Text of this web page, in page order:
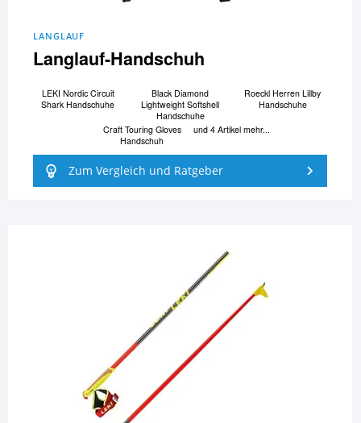
LANGLAUF
Langlauf-Handschuh
LEKI Nordic Circuit
Shark Handschuhe
Black Diamond
Lightweight Softshell
Handschuhe
Roeckl Herren Lillby
Handschuhe
Craft Touring Gloves
Handschuh
und 4 Artikel mehr...
Zum Vergleich und Ratgeber